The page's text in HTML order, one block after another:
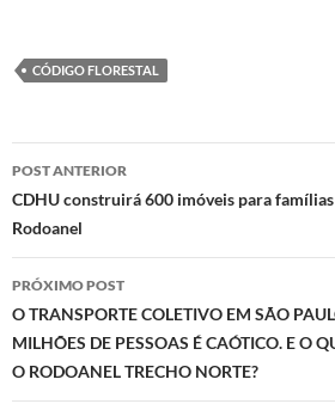
CÓDIGO FLORESTAL
Navegação
de
posts
POST ANTERIOR
CDHU construirá 600 imóveis para
Rodoanel
PRÓXIMO POST
O TRANSPORTE COLETIVO EM SÃO
MILHÕES DE PESSOAS É CAÓTICO. E O
O RODOANEL TRECHO NORTE?